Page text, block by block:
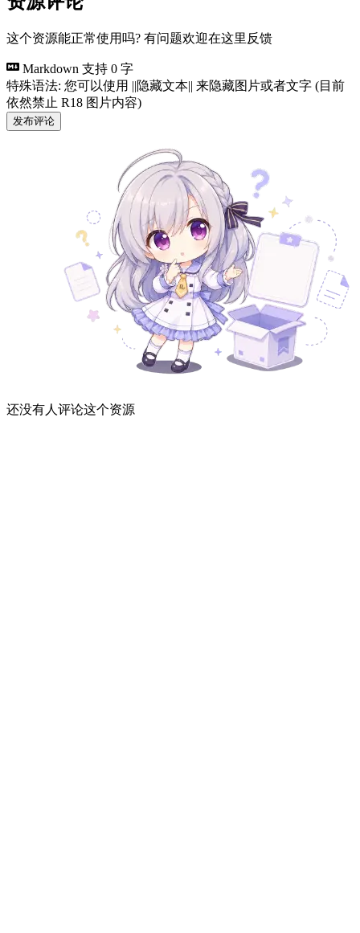
这个资源能正常使用吗? 有问题欢迎在这里反馈
Markdown 支持 0 字
特殊语法: 您可以使用 ||隐藏文本|| 来隐藏图片或者文字 (目前
依然禁止 R18 图片内容)
发布评论
还没有人评论这个资源